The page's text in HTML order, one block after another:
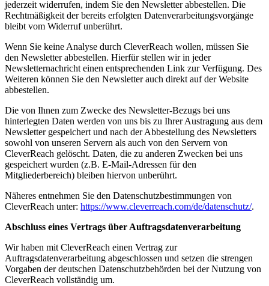
jederzeit widerrufen, indem Sie den Newsletter abbestellen. Die
Rechtmäßigkeit der bereits erfolgten Datenverarbeitungsvorgänge
bleibt vom Widerruf unberührt.
Wenn Sie keine Analyse durch CleverReach wollen, müssen Sie
den Newsletter abbestellen. Hierfür stellen wir in jeder
Newsletternachricht einen entsprechenden Link zur Verfügung. Des
Weiteren können Sie den Newsletter auch direkt auf der Website
abbestellen.
Die von Ihnen zum Zwecke des Newsletter-Bezugs bei uns
hinterlegten Daten werden von uns bis zu Ihrer Austragung aus dem
Newsletter gespeichert und nach der Abbestellung des Newsletters
sowohl von unseren Servern als auch von den Servern von
CleverReach gelöscht. Daten, die zu anderen Zwecken bei uns
gespeichert wurden (z.B. E-Mail-Adressen für den
Mitgliederbereich) bleiben hiervon unberührt.
Näheres entnehmen Sie den Datenschutzbestimmungen von
CleverReach unter: https://www.cleverreach.com/de/datenschutz/.
Abschluss eines Vertrags über Auftragsdatenverarbeitung
Wir haben mit CleverReach einen Vertrag zur
Auftragsdatenverarbeitung abgeschlossen und setzen die strengen
Vorgaben der deutschen Datenschutzbehörden bei der Nutzung von
CleverReach vollständig um.